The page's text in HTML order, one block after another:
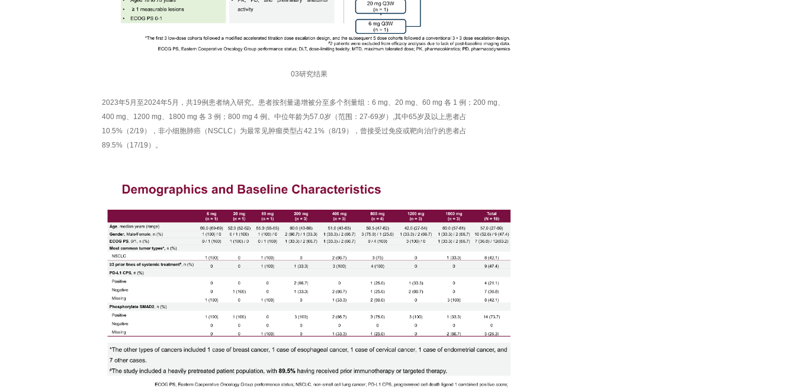
03研究结果
2023年5月至2024年5月，共19例患者纳入研究。患者按剂量递增被分至多个剂量组：6 mg、20 mg、60 mg 各 1 例；200 mg、
400 mg、1200 mg、1800 mg 各 3 例；800 mg 4 例。中位年龄为57.0岁（范围：27-69岁）,其中65岁及以上患者占
10.5%（2/19），非小细胞肺癌（NSCLC）为最常见肿瘤类型占42.1%（8/19），曾接受过免疫或靶向治疗的患者占
89.5%（17/19）。